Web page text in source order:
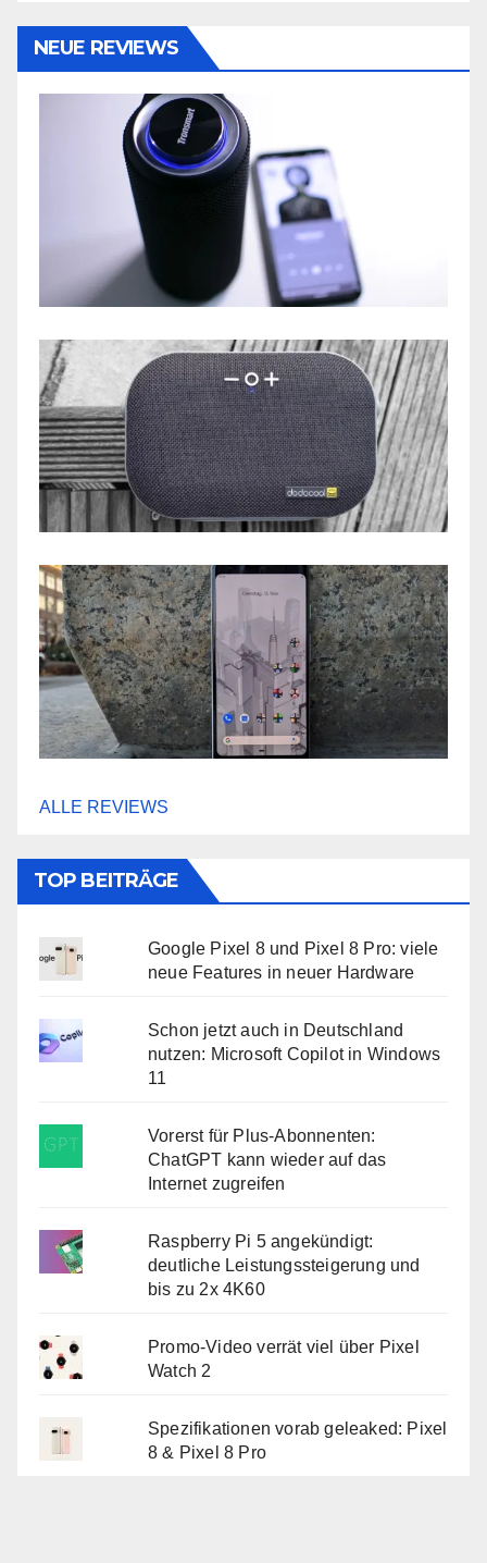
NEUE REVIEWS
ALLE REVIEWS
TOP BEITRÄGE
Google Pixel 8 und Pixel 8 Pro: viele
neue Features in neuer Hardware
Schon jetzt auch in Deutschland
nutzen: Microsoft Copilot in Windows
11
Vorerst für Plus-Abonnenten:
ChatGPT kann wieder auf das
Internet zugreifen
Raspberry Pi 5 angekündigt:
deutliche Leistungssteigerung und
bis zu 2x 4K60
Promo-Video verrät viel über Pixel
Watch 2
Spezifikationen vorab geleaked: Pixel
8 & Pixel 8 Pro